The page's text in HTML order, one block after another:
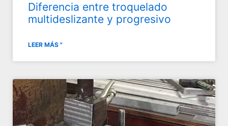
Diferencia entre troquelado
multideslizante y progresivo
LEER MÁS "